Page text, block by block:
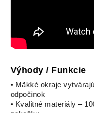
Výhody / Funkcie
• Mäkké okraje
odpočinok
• Kvalitné materiály –